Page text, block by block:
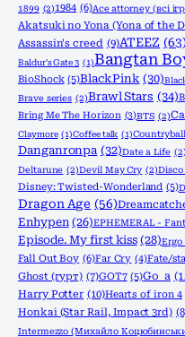
1899 (2)1984 (6)Ace attorney (всі
Akatsuki no Yona (Yona of the
Assassin's creed (9)ATEEZ
Baldur's Gate 3 (1)Bangtan
BioShock (5)BlackPink (30)
Brave series (2)Brawl Stars (34)
Bring Me The Horizon (3)BTS (2)
Claymore (1)Coffee talk (1)
Danganronpa (32)Date a Life (2)
Deltarune (2)Devil May Cry (2)Disco
Disney: Twisted-Wonderland (5)
Dragon Age (56)
Enhypen (26)EPHEMERAL -
Episode. My first kiss (28)Ergo
Fall Out Boy (6)Far Cry (4)Fate/
Ghost (гурт) (7)GOT7 (5)Go_a
Harry Potter (10)Hearts of iron 4
Honkai (Star Rail, Impact 3rd)
Intermezzo (Михайло